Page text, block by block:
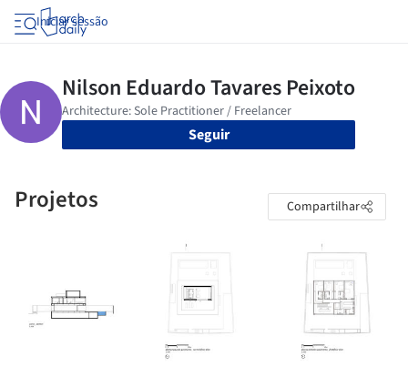
Iniciar sessão
Seguir
Projetos Compartilhar